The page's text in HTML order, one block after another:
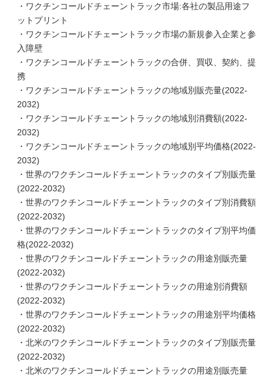
・ワクチンコールドチェーントラック市場:各社の製品用途フ
ットプリント
・ワクチンコールドチェーントラック市場の新規参入企業と参
入障壁
・ワクチンコールドチェーントラックの合併、買収、契約、提
携
・ワクチンコールドチェーントラックの地域別販売量(2022-
2032)
・ワクチンコールドチェーントラックの地域別消費額(2022-
2032)
・ワクチンコールドチェーントラックの地域別平均価格(2022-
2032)
・世界のワクチンコールドチェーントラックのタイプ別販売量
(2022-2032)
・世界のワクチンコールドチェーントラックのタイプ別消費額
(2022-2032)
・世界のワクチンコールドチェーントラックのタイプ別平均価
格(2022-2032)
・世界のワクチンコールドチェーントラックの用途別販売量
(2022-2032)
・世界のワクチンコールドチェーントラックの用途別消費額
(2022-2032)
・世界のワクチンコールドチェーントラックの用途別平均価格
(2022-2032)
・北米のワクチンコールドチェーントラックのタイプ別販売量
(2022-2032)
・北米のワクチンコールドチェーントラックの用途別販売量